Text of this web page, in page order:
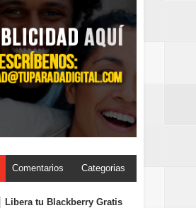
Comentarios Categorias
Libera tu Blackberry Gratis